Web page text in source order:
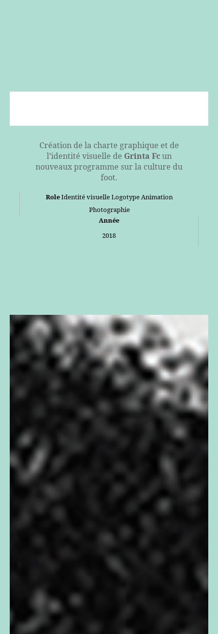
Création de la charte graphique et de
l’identité visuelle de Grinta Fcun
nouveaux programme sur la culture du
foot.
RoleIdentité visuelle Logotype Animation
Photographie
Année
2018